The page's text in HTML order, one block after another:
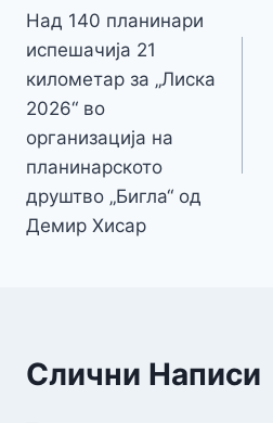
на
напис
Над 140 планинари
испешачија 21
километар за „Лиска
2026“ во
организација на
планинарското
друштво „Бигла“ од
Демир Хисар
Слични Написи